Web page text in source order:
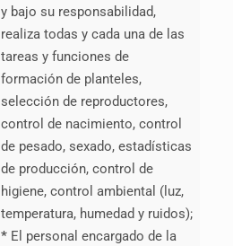
y bajo su responsabilidad,
realiza todas y cada una de las
tareas y funciones de
formación de planteles,
selección de reproductores,
control de nacimiento, control
de pesado, sexado, estadísticas
de producción, control de
higiene, control ambiental (luz,
temperatura, humedad y ruidos);
*El personal encargado de la